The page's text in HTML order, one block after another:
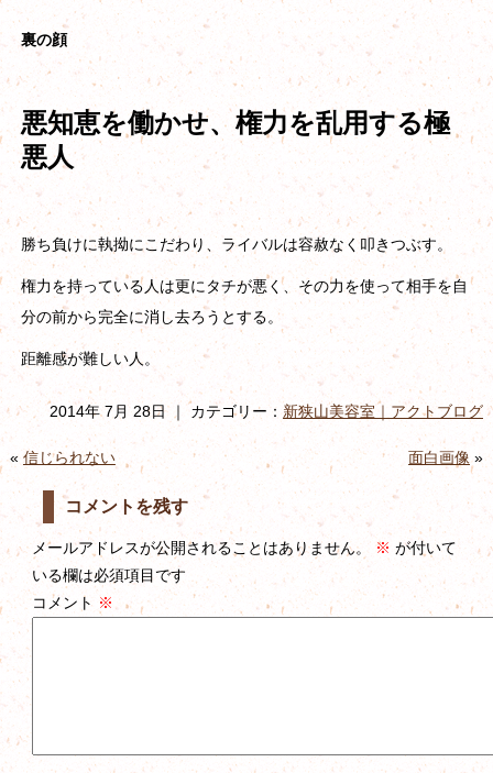
裏の顔
悪知恵を働かせ、権力を乱用する極
悪人
勝ち負けに執拗にこだわり、ライバルは容赦なく叩きつぶす。
権力を持っている人は更にタチが悪く、その力を使って相手を自
分の前から完全に消し去ろうとする。
距離感が難しい人。
2014年 7月 28日 ｜ カテゴリー： 新狭山美容室｜アクトブログ
« 信じられない 面白画像 »
コメントを残す
メールアドレスが公開されることはありません。 ※ が付いて
いる欄は必須項目です
コメント ※